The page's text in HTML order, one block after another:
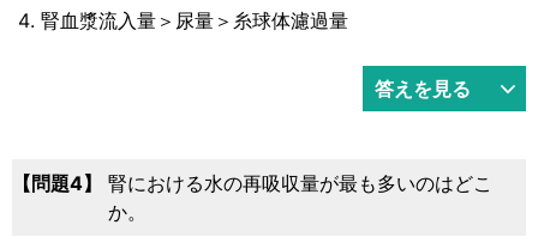
腎血漿流入量＞尿量＞糸球体濾過量
答えを見る
4
腎における水の再吸収量が最も多いのはどこ
か。